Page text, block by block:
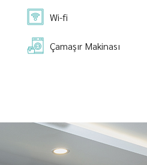
Wi-fi
Çamaşır Makinası